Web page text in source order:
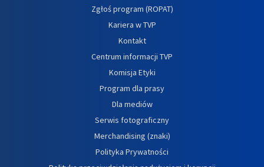
Zgłoś program (ROPAT)
Kariera w TVP
Kontakt
Centrum informacji TVP
Komisja Etyki
Program dla prasy
Dla mediów
Serwis fotograficzny
Merchandising (znaki)
Polityka Prywatności